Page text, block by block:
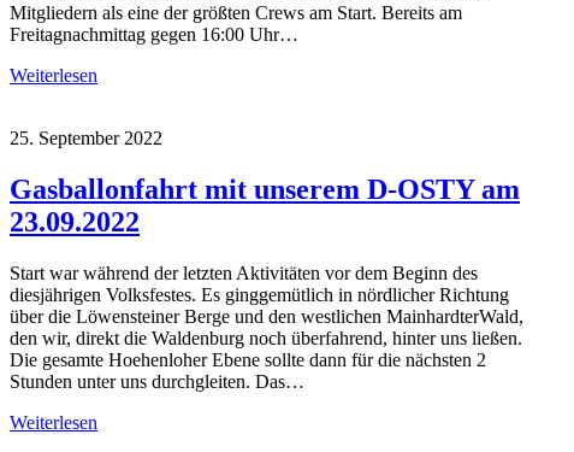
Mitgliedern als eine der größten Crews am Start. Bereits am
Freitagnachmittag gegen 16:00 Uhr…
Weiterlesen
25. September 2022
Gasballonfahrt mit unserem D-OSTY am
23.09.2022
Start war während der letzten Aktivitäten vor dem Beginn des
diesjährigen Volksfestes. Es ginggemütlich in nördlicher Richtung
über die Löwensteiner Berge und den westlichen MainhardterWald,
den wir, direkt die Waldenburg noch überfahrend, hinter uns ließen.
Die gesamte Hoehenloher Ebene sollte dann für die nächsten 2
Stunden unter uns durchgleiten. Das…
Weiterlesen